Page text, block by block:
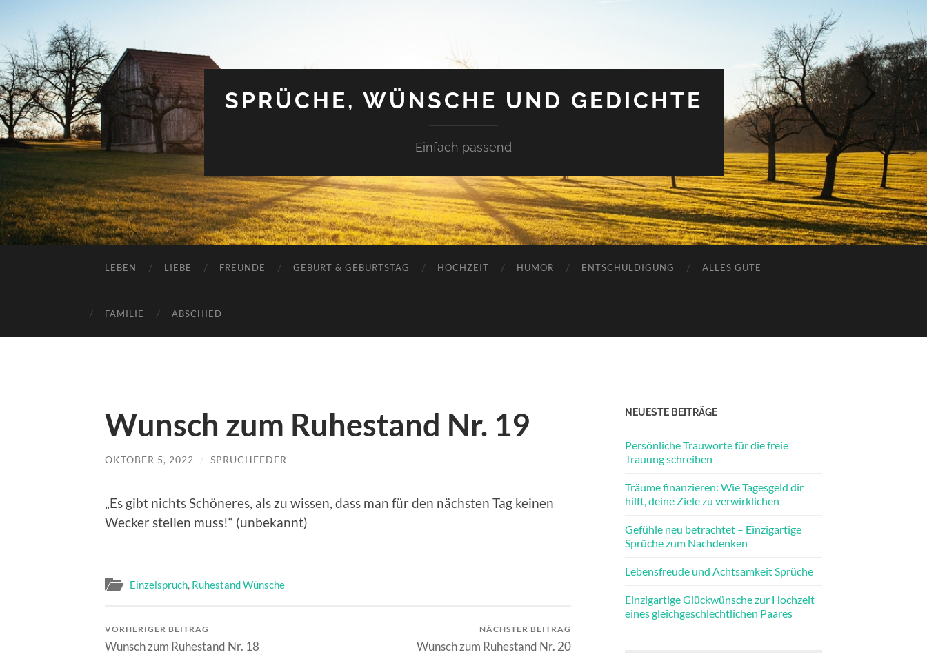
SPRÜCHE, WÜNSCHE UND GEDICHTE
Einfach passend
LEBEN LIEBE FREUNDE GEBURT & GEBURTSTAG HOCHZEIT HUMOR ENTSCHULDIGUNG ALLES GUTE
FAMILIE ABSCHIED
Wunsch zum Ruhestand Nr. 19
OKTOBER 5, 2022 / SPRUCHFEDER
„Es gibt nichts Schöneres, als zu wissen, dass man für den nächsten Tag keinen
Wecker stellen muss!“ (unbekannt)
Einzelspruch, Ruhestand Wünsche
VORHERIGER BEITRAG
Wunsch zum Ruhestand Nr. 18
NÄCHSTER BEITRAG
Wunsch zum Ruhestand Nr. 20
NEUESTE BEITRÄGE
Persönliche Trauworte für die freie
Trauung schreiben
Träume finanzieren: Wie Tagesgeld dir
hilft, deine Ziele zu verwirklichen
Gefühle neu betrachtet – Einzigartige
Sprüche zum Nachdenken
Lebensfreude und Achtsamkeit Sprüche
Einzigartige Glückwünsche zur Hochzeit
eines gleichgeschlechtlichen Paares